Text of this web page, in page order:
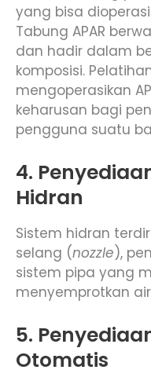
yang bisa
Tabung APAR
dan hadir dalam
komposisi.
mengoperasikan
keharusan bagi
pengguna suatu
4.
Hidran
Sistem hidran
selang (nozzle),
sistem pipa yang
menyemprotkan
5.
Otomatis